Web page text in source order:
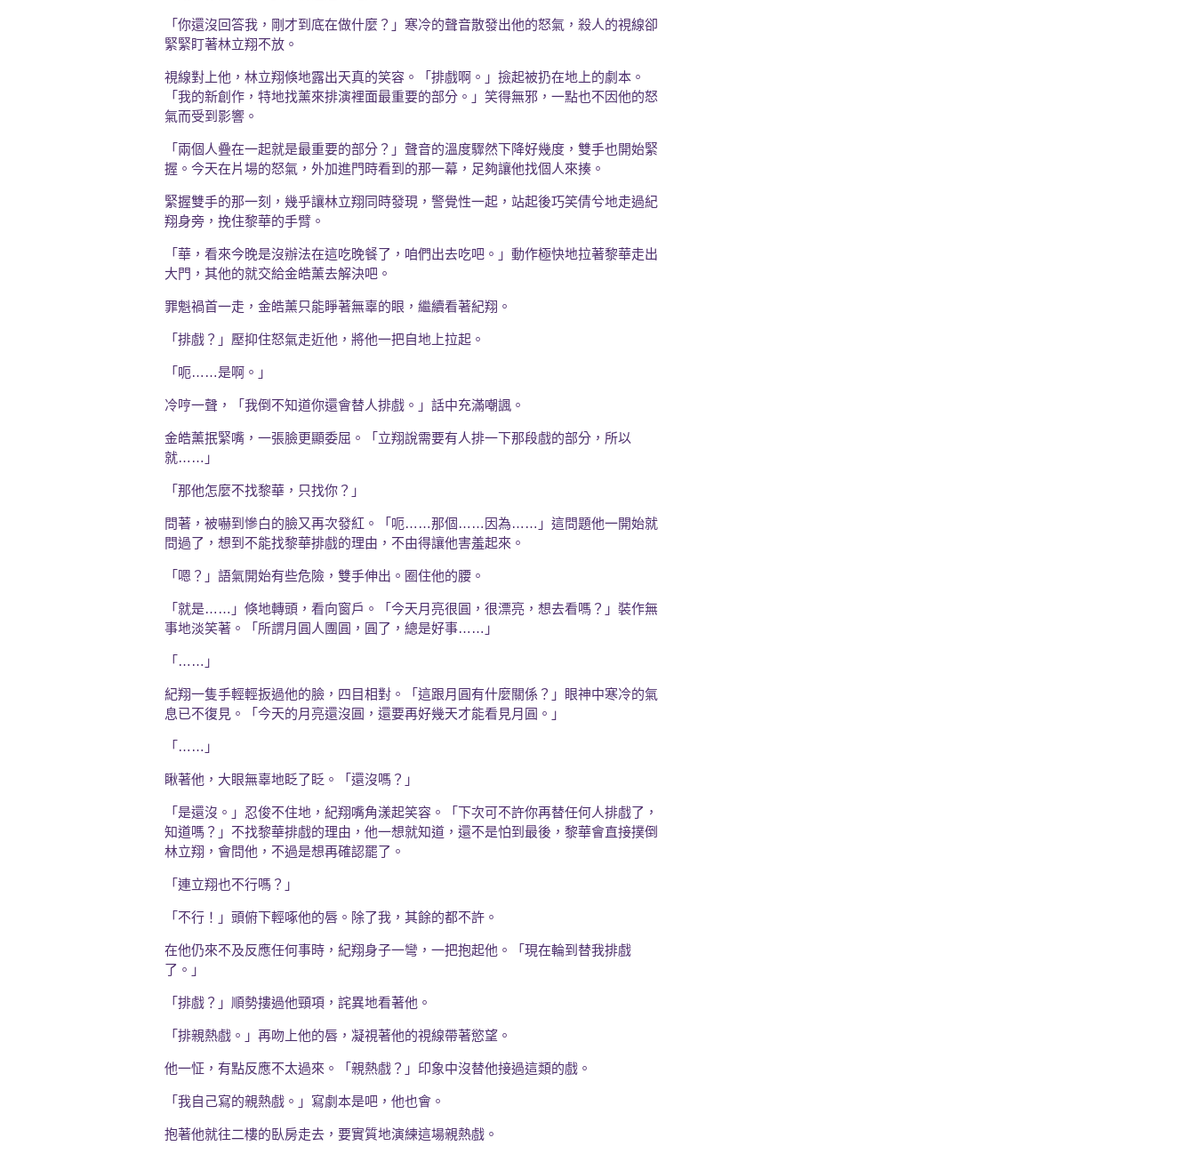
「你還沒回答我，剛才到底在做什麼？」寒冷的聲音散發出他的怒氣，殺人的視線卻
緊緊盯著林立翔不放。
視線對上他，林立翔倏地露出天真的笑容。「排戲啊。」撿起被扔在地上的劇本。
「我的新創作，特地找薰來排演裡面最重要的部分。」笑得無邪，一點也不因他的怒
氣而受到影響。
「兩個人疊在一起就是最重要的部分？」聲音的溫度驟然下降好幾度，雙手也開始緊
握。今天在片場的怒氣，外加進門時看到的那一幕，足夠讓他找個人來揍。
緊握雙手的那一刻，幾乎讓林立翔同時發現，警覺性一起，站起後巧笑倩兮地走過紀
翔身旁，挽住黎華的手臂。
「華，看來今晚是沒辦法在這吃晚餐了，咱們出去吃吧。」動作極快地拉著黎華走出
大門，其他的就交給金皓薰去解決吧。
罪魁禍首一走，金皓薰只能睜著無辜的眼，繼續看著紀翔。
「排戲？」壓抑住怒氣走近他，將他一把自地上拉起。
「呃……是啊。」
冷哼一聲，「我倒不知道你還會替人排戲。」話中充滿嘲諷。
金皓薰抿緊嘴，一張臉更顯委屈。「立翔說需要有人排一下那段戲的部分，所以
就……」
「那他怎麼不找黎華，只找你？」
問著，被嚇到慘白的臉又再次發紅。「呃……那個……因為……」這問題他一開始就
問過了，想到不能找黎華排戲的理由，不由得讓他害羞起來。
「嗯？」語氣開始有些危險，雙手伸出。圈住他的腰。
「就是……」倏地轉頭，看向窗戶。「今天月亮很圓，很漂亮，想去看嗎？」裝作無
事地淡笑著。「所謂月圓人團圓，圓了，總是好事……」
「……」
紀翔一隻手輕輕扳過他的臉，四目相對。「這跟月圓有什麼關係？」眼神中寒冷的氣
息已不復見。「今天的月亮還沒圓，還要再好幾天才能看見月圓。」
「……」
瞅著他，大眼無辜地眨了眨。「還沒嗎？」
「是還沒。」忍俊不住地，紀翔嘴角漾起笑容。「下次可不許你再替任何人排戲了，
知道嗎？」不找黎華排戲的理由，他一想就知道，還不是怕到最後，黎華會直接撲倒
林立翔，會問他，不過是想再確認罷了。
「連立翔也不行嗎？」
「不行！」頭俯下輕啄他的唇。除了我，其餘的都不許。
在他仍來不及反應任何事時，紀翔身子一彎，一把抱起他。「現在輪到替我排戲
了。」
「排戲？」順勢摟過他頸項，詫異地看著他。
「排親熱戲。」再吻上他的唇，凝視著他的視線帶著慾望。
他一怔，有點反應不太過來。「親熱戲？」印象中沒替他接過這類的戲。
「我自己寫的親熱戲。」寫劇本是吧，他也會。
抱著他就往二樓的臥房走去，要實質地演練這場親熱戲。